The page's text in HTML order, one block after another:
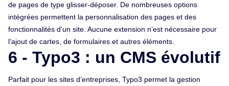
de pages de type glisser-déposer. De nombreuses options
intégrées permettent la personnalisation des pages et des
fonctionnalités d’un site. Aucune extension n’est nécessaire pour
l’ajout de cartes, de formulaires et autres éléments.
6 - Typo3 : un CMS évolutif
Parfait pour les sites d’entreprises, Typo3 permet la gestion